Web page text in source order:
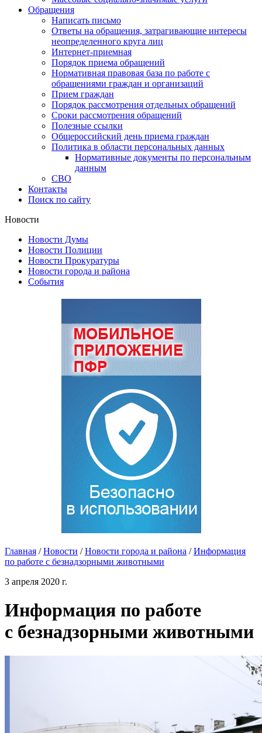
Обращения
Написать письмо
Ответы на обращения, затрагивающие интересы
неопределенного круга лиц
Интернет-приемная
Порядок приема обращений
Нормативная правовая база по работе с
обращениями граждан и организаций
Прием граждан
Порядок рассмотрения отдельных обращений
Сроки рассмотрения обращений
Полезные ссылки
Общероссийский день приема граждан
Политика в области персональных данных
Нормативные документы по персональным
данным
СВО
Контакты
Поиск по сайту
Новости
Новости Думы
Новости Полиции
Новости Прокуратуры
Новости города и района
События
Главная / Новости / Новости города и района / Информация
по работе с безнадзорными животными
3 апреля 2020 г.
Информация по работе
с безнадзорными животными